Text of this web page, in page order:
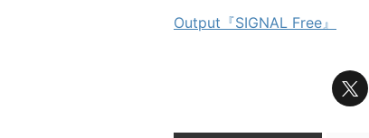
Output『SIGNAL Free』